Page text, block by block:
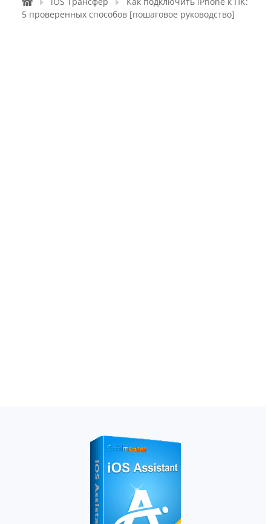
5 проверенных способов [пошаговое руководство]